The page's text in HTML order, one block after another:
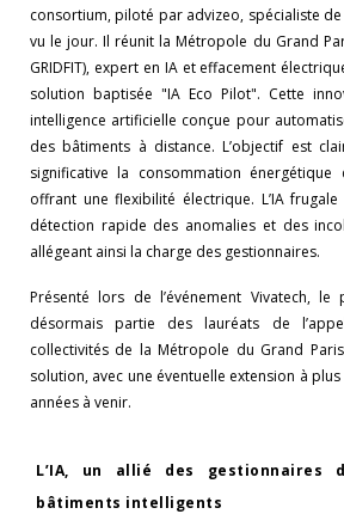
consortium, piloté par advizeo, spécialiste de
vu le jour. Il réunit la Métropole du Grand
GRIDFIT), expert en IA et effacement
solution baptisée "IA Eco Pilot". Cette
intelligence artificielle conçue pour
des bâtiments à distance. L’objectif est
significative la consommation
offrant une flexibilité électrique. L’IA
détection rapide des anomalies et des
allégeant ainsi la charge des gestionnaires.
Présenté lors de l’événement Vivatech,
désormais partie des lauréats de
collectivités de la Métropole du Grand
solution, avec une éventuelle extension à
années à venir.
L’IA, un allié des gestionnaires
bâtiments intelligents